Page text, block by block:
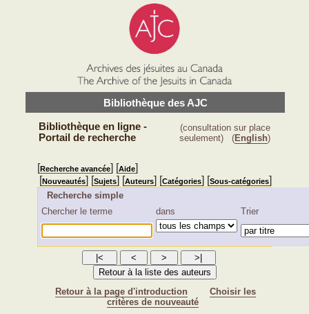
Bibliothèque des AJC
Bibliothèque en ligne -
Portail de recherche
(consultation sur place
seulement) (English)
[Recherche avancée] [Aide]
[Nouveautés] [Sujets] [Auteurs] [Catégories] [Sous-catégories]
Recherche simple
Chercher le terme
dans Trier
Retour à la page d'introduction
Choisir les
critères de nouveauté